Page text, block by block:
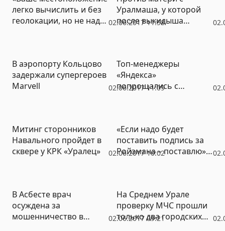
02.06.2017 11:58
легко вычислить и без
геолокации, но не надо
Уралмаша, у которой
после выкидыша
02.06.2017 11:09
В аэропорту Кольцово
задержали супергероев
Marvell
Топ-менеджеры
«Яндекса»
попрощались с
02.06.2017 10:02
Митинг сторонников
Навального пройдет в
сквере у КРК «Уралец»
«Если надо будет
поставить подпись за
Ройзмана – поставлю»:
указке сверху
02.06.2017 09:21
В Асбесте врач
осуждена за
мошенничество в
На Среднем Урале
проверку МЧС прошли
только два городских